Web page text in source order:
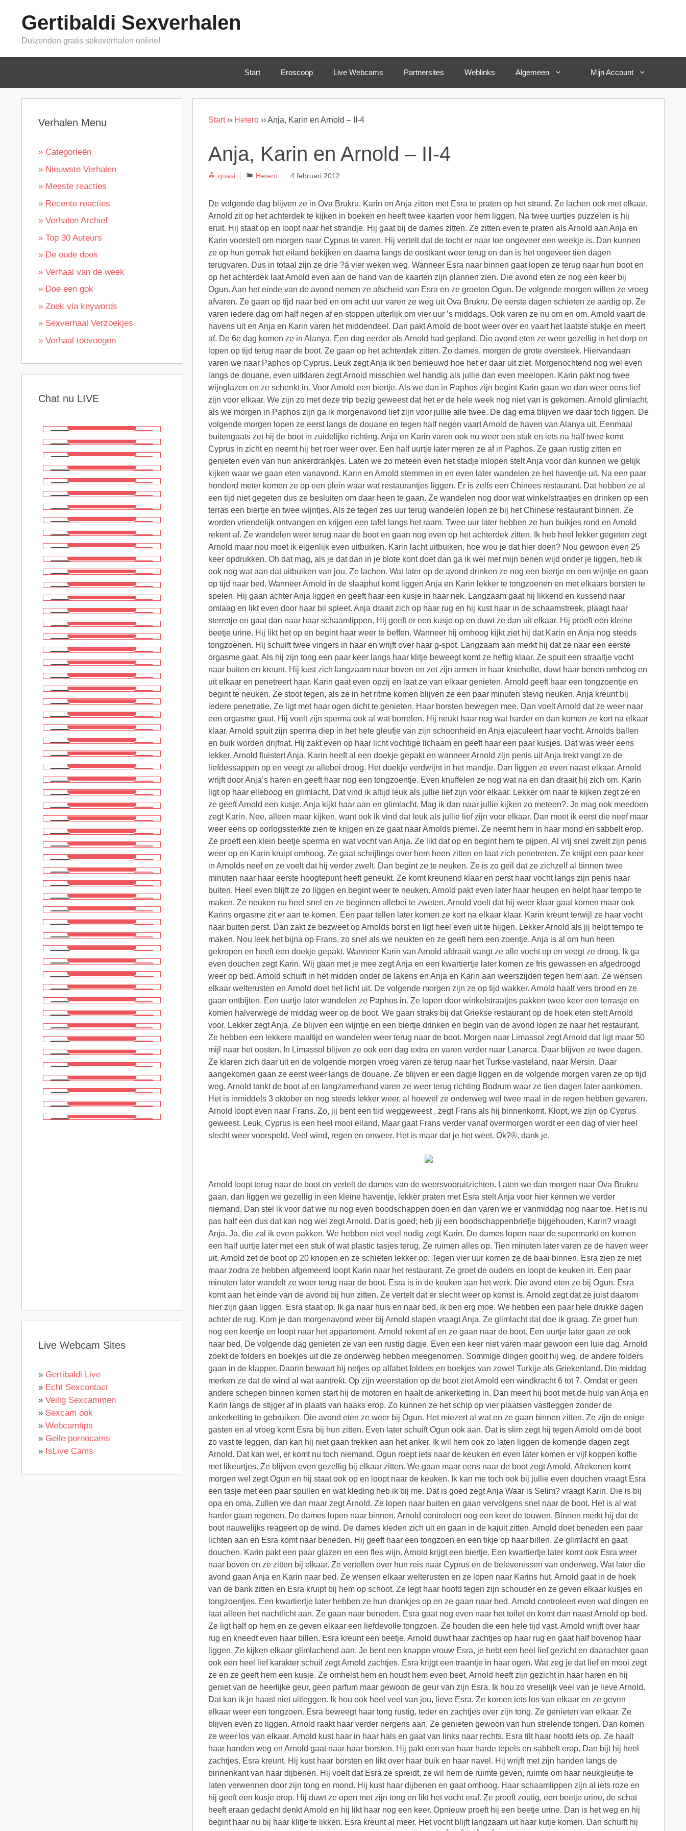
inhoud
Gertibaldi Sexverhalen
Duizenden gratis seksverhalen online!
Start Eroscoop Live Webcams Partnersites Weblinks Algemeen Mijn Account
Start›› Hetero ››Anja, Karin en Arnold – II-4
Anja, Karin en Arnold – II-4
quasi Categorieën
Hetero 4 februari 2012
De volgende dag blijven ze in Ova Brukru. Karin en Anja zitten met Esra te praten op het strand. Ze lachen ook met elkaar.
Arnold zit op het achterdek te kijken in boeken en heeft twee kaarten voor hem liggen. Na twee uurtjes puzzelen is hij
eruit. Hij staat op en loopt naar het strandje. Hij gaat bij de dames zitten. Ze zitten even te praten als Arnold aan Anja en
Karin voorstelt om morgen naar Cyprus te varen. Hij vertelt dat de tocht er naar toe ongeveer een weekje is. Dan kunnen
ze op hun gemak het eiland bekijken en daarna langs de oostkant weer terug en dan is het ongeveer tien dagen
terugvaren. Dus in totaal zijn ze drie ?á vier weken weg. Wanneer Esra naar binnen gaat lopen ze terug naar hun boot en
op het achterdek laat Arnold even aan de hand van de kaarten zijn plannen zien. Die avond eten ze nog een keer bij
Ogun. Aan het einde van de avond nemen ze afscheid van Esra en ze groeten Ogun. De volgende morgen willen ze vroeg
afvaren. Ze gaan op tijd naar bed en om acht uur varen ze weg uit Ova Brukru. De eerste dagen schieten ze aardig op. Ze
varen iedere dag om half negen af en stoppen uiterlijk om vier uur ’s middags. Ook varen ze nu om en om. Arnold vaart de
havens uit en Anja en Karin varen het middendeel. Dan pakt Arnold de boot weer over en vaart het laatste stukje en meert
af. De 6e dag komen ze in Alanya. Een dag eerder als Arnold had gepland. Die avond eten ze weer gezellig in het dorp en
lopen op tijd terug naar de boot. Ze gaan op het achterdek zitten. Zo dames, morgen de grote oversteek. Hiervandaan
varen we naar Paphos op Cyprus. Leuk zegt Anja ik ben benieuwd hoe het er daar uit ziet. Morgenochtend nog wel even
langs de douane, even uitklaren zegt Arnold misschien wel handig als jullie dan even meelopen. Karin pakt nog twee
wijnglazen en ze schenkt in. Voor Arnold een biertje. Als we dan in Paphos zijn begint Karin gaan we dan weer eens lief
zijn voor elkaar. We zijn zo met deze trip bezig geweest dat het er de hele week nog niet van is gekomen. Arnold glimlacht,
als we morgen in Paphos zijn ga ik morgenavond lief zijn voor jullie alle twee. De dag erna blijven we daar toch liggen. De
volgende morgen lopen ze eerst langs de douane en tegen half negen vaart Arnold de haven van Alanya uit. Eenmaal
buitengaats zet hij de boot in zuidelijke richting. Anja en Karin varen ook nu weer een stuk en iets na half twee komt
Cyprus in zicht en neemt hij het roer weer over. Een half uurtje later meren ze af in Paphos. Ze gaan rustig zitten en
genieten even van hun ankerdrankjes. Laten we zo meteen even het stadje inlopen stelt Anja voor dan kunnen we gelijk
kijken waar we gaan eten vanavond. Karin en Arnold stemmen in en even later wandelen ze het haventje uit. Na een paar
honderd meter komen ze op een plein waar wat restaurantjes liggen. Er is zelfs een Chinees restaurant. Dat hebben ze al
een tijd niet gegeten dus ze besluiten om daar heen te gaan. Ze wandelen nog door wat winkelstraatjes en drinken op een
terras een biertje en twee wijntjes. Als ze tegen zes uur terug wandelen lopen ze bij het Chinese restaurant binnen. Ze
worden vriendelijk ontvangen en krijgen een tafel langs het raam. Twee uur later hebben ze hun buikjes rond en Arnold
rekent af. Ze wandelen weer terug naar de boot en gaan nog even op het achterdek zitten. Ik heb heel lekker gegeten zegt
Arnold maar nou moet ik eigenlijk even uitbuiken. Karin lacht uitbuiken, hoe wou je dat hier doen? Nou gewoon even 25
keer opdrukken. Oh dat mag, als je dat dan in je blote kont doet dan ga ik wel met mijn benen wijd onder je liggen, heb ik
ook nog wat aan dat uitbuiken van jou. Ze lachen. Wat later op de avond drinken ze nog een biertje en een wijntje en gaan
op tijd naar bed. Wanneer Arnold in de slaaphut komt liggen Anja en Karin lekker te tongzoenen en met elkaars borsten te
spelen. Hij gaan achter Anja liggen en geeft haar een kusje in haar nek. Langzaam gaat hij likkend en kussend naar
omlaag en likt even door haar bil spleet. Anja draait zich op haar rug en hij kust haar in de schaamstreek, plaagt haar
sterretje en gaat dan naar haar schaamlippen. Hij geeft er een kusje op en duwt ze dan uit elkaar. Hij proeft een kleine
beetje urine. Hij likt het op en begint haar weer te beffen. Wanneer hij omhoog kijkt ziet hij dat Karin en Anja nog steeds
tongzoenen. Hij schuift twee vingers in haar en wrijft over haar g-spot. Langzaam aan merkt hij dat ze naar een eerste
orgasme gaat. Als hij zijn tong een paar keer langs haar klitje beweegt komt ze heftig klaar. Ze spuit een straaltje vocht
naar buiten en kreunt. Hij kust zich langzaam naar boven en zet zijn armen in haar knieholte, duwt haar benen omhoog en
uit elkaar en penetreert haar. Karin gaat even opzij en laat ze van elkaar genieten. Arnold geeft haar een tongzoentje en
begint te neuken. Ze stoot tegen, als ze in het ritme komen blijven ze een paar minuten stevig neuken. Anja kreunt bij
iedere penetratie. Ze ligt met haar ogen dicht te genieten. Haar borsten bewegen mee. Dan voelt Arnold dat ze weer naar
een orgasme gaat. Hij voelt zijn sperma ook al wat borrelen. Hij neukt haar nog wat harder en dan komen ze kort na elkaar
klaar. Arnold spuit zijn sperma diep in het hete gleufje van zijn schoonheid en Anja ejaculeert haar vocht. Arnolds ballen
en buik worden drijfnat. Hij zakt even op haar licht vochtige lichaam en geeft haar een paar kusjes. Dat was weer eens
lekker, Arnold fluistert Anja. Karin heeft al een doekje gepakt en wanneer Arnold zijn penis uit Anja trekt vangt ze de
liefdessappen op en veegt ze allebei droog. Het doekje verdwijnt in het mandje. Dan liggen ze even naast elkaar. Arnold
wrijft door Anja’s haren en geeft haar nog een tongzoentje. Even knuffelen ze nog wat na en dan draait hij zich om. Karin
ligt op haar elleboog en glimlacht. Dat vind ik altijd leuk als jullie lief zijn voor elkaar. Lekker om naar te kijken zegt ze en
ze geeft Arnold een kusje. Anja kijkt haar aan en glimlacht. Mag ik dan naar jullie kijken zo meteen?. Je mag ook meedoen
zegt Karin. Nee, alleen maar kijken, want ook ik vind dat leuk als jullie lief zijn voor elkaar. Dan moet ik eerst die neef maar
weer eens op oorlogssterkte zien te krijgen en ze gaat naar Arnolds piemel. Ze neemt hem in haar mond en sabbelt erop.
Ze proeft een klein beetje sperma en wat vocht van Anja. Ze likt dat op en begint hem te pijpen. Al vrij snel zwelt zijn penis
weer op en Karin kruipt omhoog. Ze gaat schrijlings over hem heen zitten en laat zich penetreren. Ze knijpt een paar keer
in Arnolds neef en ze voelt dat hij verder zwelt. Dan begint ze te neuken. Ze is zo geil dat ze zichzelf al binnen twee
minuten naar haar eerste hoogtepunt heeft geneukt. Ze komt kreunend klaar en perst haar vocht langs zijn penis naar
buiten. Heel even blijft ze zo liggen en begint weer te neuken. Arnold pakt even later haar heupen en helpt haar tempo te
maken. Ze neuken nu heel snel en ze beginnen allebei te zweten. Arnold voelt dat hij weer klaar gaat komen maar ook
Karins orgasme zit er aan te komen. Een paar tellen later komen ze kort na elkaar klaar. Karin kreunt terwijl ze haar vocht
naar buiten perst. Dan zakt ze bezweet op Arnolds borst en ligt heel even uit te hijgen. Lekker Arnold als jij helpt tempo te
maken. Nou leek het bijna op Frans, zo snel als we neukten en ze geeft hem een zoentje. Anja is al om hun heen
gekropen en heeft een doekje gepakt. Wanneer Karin van Arnold afdraait vangt ze alle vocht op en veegt ze droog. Ik ga
even douchen zegt Karin. Wij gaan met je mee zegt Anja en een kwartiertje later komen ze fris gewassen en afgedroogd
weer op bed. Arnold schuift in het midden onder de lakens en Anja en Karin aan weerszijden tegen hem aan. Ze wensen
elkaar welterusten en Arnold doet het licht uit. De volgende morgen zijn ze op tijd wakker. Arnold haalt vers brood en ze
gaan ontbijten. Een uurtje later wandelen ze Paphos in. Ze lopen door winkelstraatjes pakken twee keer een terrasje en
komen halverwege de middag weer op de boot. We gaan straks bij dat Griekse restaurant op de hoek eten stelt Arnold
voor. Lekker zegt Anja. Ze blijven een wijntje en een biertje drinken en begin van de avond lopen ze naar het restaurant.
Ze hebben een lekkere maaltijd en wandelen weer terug naar de boot. Morgen naar Limassol zegt Arnold dat ligt maar 50
mijl naar het oosten. In Limassol blijven ze ook een dag extra en varen verder naar Lanarca. Daar blijven ze twee dagen.
Ze klaren zich daar uit en de volgende morgen vroeg varen ze terug naar het Turkse vasteland, naar Mersin. Daar
aangekomen gaan ze eerst weer langs de douane. Ze blijven er een dagje liggen en de volgende morgen varen ze op tijd
weg. Arnold tankt de boot af en langzamerhand varen ze weer terug richting Bodrum waar ze tien dagen later aankomen.
Het is inmiddels 3 oktober en nog steeds lekker weer, al hoewel ze onderweg wel twee maal in de regen hebben gevaren.
Arnold loopt even naar Frans. Zo, jij bent een tijd weggeweest , zegt Frans als hij binnenkomt. Klopt, we zijn op Cyprus
geweest. Leuk, Cyprus is een heel mooi eiland. Maar gaat Frans verder vanaf overmorgen wordt er een dag of vier heel
slecht weer voorspeld. Veel wind, regen en onweer. Het is maar dat je het weet. Ok?®, dank je.
Arnold loopt terug naar de boot en vertelt de dames van de weersvooruitzichten. Laten we dan morgen naar Ova Brukru
gaan, dan liggen we gezellig in een kleine haventje, lekker praten met Esra stelt Anja voor hier kennen we verder
niemand. Dan stel ik voor dat we nu nog even boodschappen doen en dan varen we er vanmiddag nog naar toe. Het is nu
pas half een dus dat kan nog wel zegt Arnold. Dat is goed; heb jij een boodschappenbriefje bijgehouden, Karin? vraagt
Anja. Ja, die zal ik even pakken. We hebben niet veel nodig zegt Karin. De dames lopen naar de supermarkt en komen
een half uurtje later met een stuk of wat plastic tasjes terug. Ze ruimen alles op. Tien minuten later varen ze de haven weer
uit. Arnold zet de boot op 20 knopen en ze schieten lekker op. Tegen vier uur komen ze de baai binnen. Esra zien ze niet
maar zodra ze hebben afgemeerd loopt Karin naar het restaurant. Ze groet de ouders en loopt de keuken in. Een paar
minuten later wandelt ze weer terug naar de boot. Esra is in de keuken aan het werk. Die avond eten ze bij Ogun. Esra
komt aan het einde van de avond bij hun zitten. Ze vertelt dat er slecht weer op komst is. Arnold zegt dat ze juist daarom
hier zijn gaan liggen. Esra staat op. Ik ga naar huis en naar bed, ik ben erg moe. We hebben een paar hele drukke dagen
achter de rug. Kom je dan morgenavond weer bij Arnold slapen vraagt Anja. Ze glimlacht dat doe ik graag. Ze groet hun
nog een keertje en loopt naar het appartement. Arnold rekent af en ze gaan naar de boot. Een uurtje later gaan ze ook
naar bed. De volgende dag genieten ze van een rustig dagje. Even een keer niet varen maar gewoon een luie dag. Arnold
zoekt de folders en boekjes uit die ze onderweg hebben meegenomen. Sommige dingen gooit hij weg, de andere folders
gaan in de klapper. Daarin bewaart hij netjes op alfabet folders en boekjes van zowel Turkije als Griekenland. Die middag
merken ze dat de wind al wat aantrekt. Op zijn weerstation op de boot ziet Arnold een windkracht 6 tot 7. Omdat er geen
andere schepen binnen komen start hij de motoren en haalt de ankerketting in. Dan meert hij boot met de hulp van Anja en
Karin langs de stijger af in plaats van haaks erop. Zo kunnen ze het schip op vier plaatsen vastleggen zonder de
ankerketting te gebruiken. Die avond eten ze weer bij Ogun. Het miezert al wat en ze gaan binnen zitten. Ze zijn de enige
gasten en al vroeg komt Esra bij hun zitten. Even later schuift Ogun ook aan. Dat is slim zegt hij tegen Arnold om de boot
zo vast te leggen, dan kan hij niet gaan trekken aan het anker. Ik wil hem ook zo laten liggen de komende dagen zegt
Arnold. Dat kan wel, er komt nu toch niemand. Ogun roept iets naar de keuken en even later komen er vijf koppen koffie
met likeurtjes. Ze blijven even gezellig bij elkaar zitten. We gaan maar eens naar de boot zegt Arnold. Afrekenen komt
morgen wel zegt Ogun en hij staat ook op en loopt naar de keuken. Ik kan me toch ook bij jullie even douchen vraagt Esra
een tasje met een paar spullen en wat kleding heb ik bij me. Dat is goed zegt Anja Waar is Selim? vraagt Karin. Die is bij
opa en oma. Zullen we dan maar zegt Arnold. Ze lopen naar buiten en gaan vervolgens snel naar de boot. Het is al wat
harder gaan regenen. De dames lopen naar binnen. Arnold controleert nog een keer de touwen. Binnen merkt hij dat de
boot nauwelijks reageert op de wind. De dames kleden zich uit en gaan in de kajuit zitten. Arnold doet beneden een paar
lichten aan en Esra komt naar beneden. Hij geeft haar een tongzoen en een tikje op haar billen. Ze glimlacht en gaat
douchen. Karin pakt een paar glazen en een fles wijn. Arnold krijgt een biertje. Een kwartiertje later komt ook Esra weer
naar boven en ze zitten bij elkaar. Ze vertellen over hun reis naar Cyprus en de belevenissen van onderweg. Wat later die
avond gaan Anja en Karin naar bed. Ze wensen elkaar welterusten en ze lopen naar Karins hut. Arnold gaat in de hoek
van de bank zitten en Esra kruipt bij hem op schoot. Ze legt haar hoofd tegen zijn schouder en ze geven elkaar kusjes en
tongzoentjes. Een kwartiertje later hebben ze hun drankjes op en ze gaan naar bed. Arnold controleert even wat dingen en
laat alleen het nachtlicht aan. Ze gaan naar beneden. Esra gaat nog even naar het toilet en komt dan naast Arnold op bed.
Ze ligt half op hem en ze geven elkaar een liefdevolle tongzoen. Ze houden die een hele tijd vast. Arnold wrijft over haar
rug en kneedt even haar billen. Esra kreunt een beetje. Arnold duwt haar zachtjes op haar rug en gaat half bovenop haar
liggen. Ze kijken elkaar glimlachend aan. Je bent een knappe vrouw Esra, je hebt een heel lief gezicht en daarachter gaan
ook een heel lief karakter schuil zegt Arnold zachtjes. Esra krijgt een traantje in haar ogen. Wat zeg je dat lief en mooi zegt
ze en ze geeft hem een kusje. Ze omhelst hem en houdt hem even beet. Arnold heeft zijn gezicht in haar haren en hij
geniet van de heerlijke geur, geen parfum maar gewoon de geur van zijn Esra. Ik hou zo vreselijk veel van je lieve Arnold.
Dat kan ik je haast niet uitleggen. Ik hou ook heel veel van jou, lieve Esra. Ze komen iets los van elkaar en ze geven
elkaar weer een tongzoen. Esra beweegt haar tong rustig, teder en zachtjes over zijn tong. Ze genieten van elkaar. Ze
blijven even zo liggen. Arnold raakt haar verder nergens aan. Ze genieten gewoon van hun strelende tongen. Dan komen
ze weer los van elkaar. Arnold kust haar in haar hals en gaat van links naar rechts. Esra tilt haar hoofd iets op. Ze haalt
haar handen weg en Arnold gaat naar haar borsten. Hij pakt een van haar harde tepels en sabbelt erop. Dan bijt hij heel
zachtjes. Esra kreunt. Hij kust haar borsten en likt over haar buik en haar navel. Hij wrijft met zijn handen langs de
binnenkant van haar dijbenen. Hij voelt dat Esra ze spreidt, ze wil hem de ruimte geven, ruimte om haar neukgleufje te
laten verwennen door zijn tong en mond. Hij kust haar dijbenen en gaat omhoog. Haar schaamlippen zijn al iets roze en
hij geeft een kusje erop. Hij duwt ze open met zijn tong en likt het vocht eraf. Ze proeft zoutig, een beetje urine, de schat
heeft eraan gedacht denkt Arnold en hij likt haar nog een keer. Opnieuw proeft hij een beetje urine. Dan is het weg en hij
begint haar nu bij haar klitje te likken. Esra kreunt al meer. Het vocht blijft langzaam uit haar kutje komen. Dan schuift hij
Verhalen Menu
» Categorieën
» Nieuwste Verhalen
» Meeste reacties
» Recente reacties
» Verhalen Archief
» Top 30 Auteurs
» De oude doos
» Verhaal van de week
» Doe een gok
» Zoek via keywords
» Sexverhaal Verzoekjes
» Verhaal toevoegen
Chat nu LIVE
Live Webcam Sites
» Gertibaldi Live
» Echt Sexcontact
» Veilig Sexcammen
» Sexcam ook
» Webcamtips
» Geile pornocams
» IsLive Cams